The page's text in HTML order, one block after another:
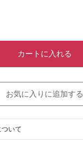
カートに入れる
お気に入りに追加する
いて